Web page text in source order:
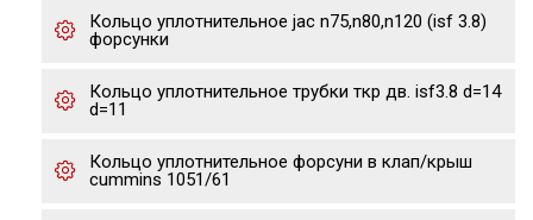
Кольцо уплотнительное jac n75,n80,n120 (isf 3.8)
форсунки
Кольцо уплотнительное трубки ткр дв. isf3.8 d=14
d=11
Кольцо уплотнительное форсуни в клап/крыш
cummins 1051/61